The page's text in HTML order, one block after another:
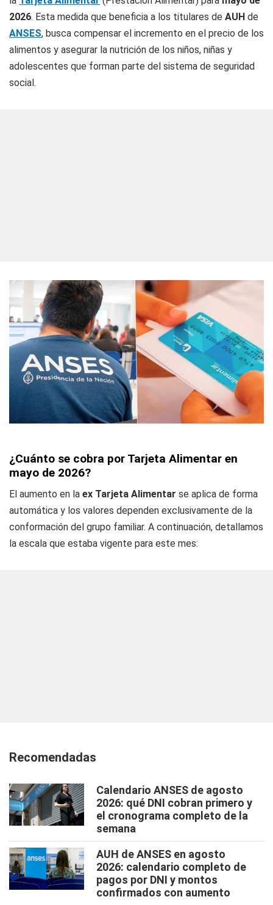
2026. Esta medida que beneficia a los titulares de AUH de
ANSES, busca compensar el incremento en el precio de los
alimentos y asegurar la nutrición de los niños, niñas y
adolescentes que forman parte del sistema de seguridad
social.
¿Cuánto se cobra por Tarjeta Alimentar en
mayo de 2026?
El aumento en la ex Tarjeta Alimentar se aplica de forma
automática y los valores dependen exclusivamente de la
conformación del grupo familiar. A continuación, detallamos
la escala que estaba vigente para este mes:
Recomendadas
Calendario ANSES de agosto
2026: qué DNI cobran primero y
el cronograma completo de la
semana
AUH de ANSES en agosto
2026: calendario completo de
pagos por DNI y montos
confirmados con aumento